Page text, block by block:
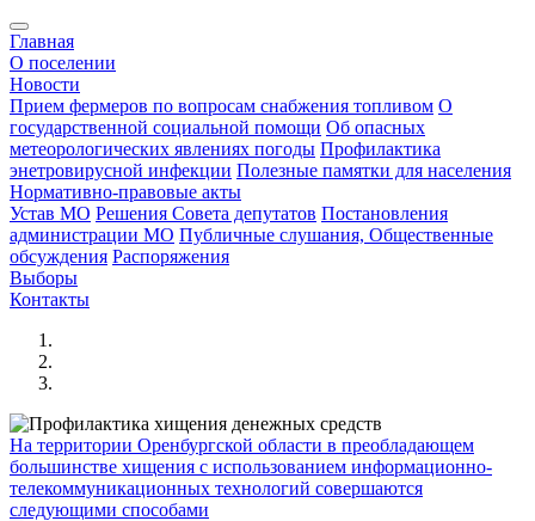
Главная
О поселении
Новости
Прием фермеров по вопросам снабжения топливом О
государственной социальной помощи Об опасных
метеорологических явлениях погоды Профилактика
энетровирусной инфекции Полезные памятки для населения
Нормативно-правовые акты
Устав МО Решения Совета депутатов Постановления
администрации МО Публичные слушания, Общественные
обсуждения Распоряжения
Выборы
Контакты
На территории Оренбургской области в преобладающем
большинстве хищения с использованием информационно-
телекоммуникационных технологий совершаются
следующими способами